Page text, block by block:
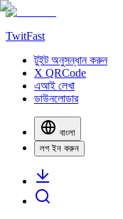
TwitFast
টুইট অনুসন্ধান করুন
X QRCode
এআই লেখা
ডাউনলোডার
বাংলা
লগ ইন করুন